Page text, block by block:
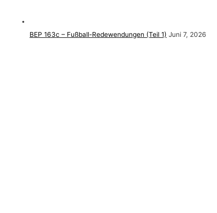
BEP 163c – Fußball-Redewendungen (Teil 1) Juni 7, 2026